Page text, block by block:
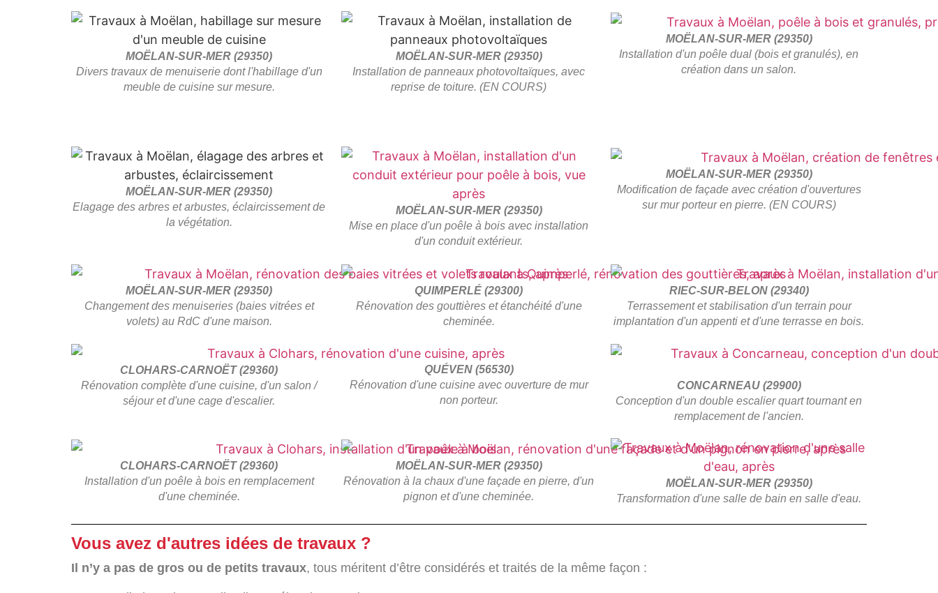
MOËLAN-SUR-MER (29350)
Divers travaux de menuiserie dont l'habillage d'un
meuble de cuisine sur mesure.
MOËLAN-SUR-MER (29350)
Installation de panneaux photovoltaïques, avec
reprise de toiture. (EN COURS)
MOËLAN-SUR-MER (29350)
Installation d'un poêle dual (bois et granulés), en
création dans un salon.
MOËLAN-SUR-MER (29350)
Elagage des arbres et arbustes, éclaircissement de
la végétation.
MOËLAN-SUR-MER (29350)
Mise en place d'un poêle à bois avec installation
d'un conduit extérieur.
MOËLAN-SUR-MER (29350)
Modification de façade avec création d'ouvertures
sur mur porteur en pierre. (EN COURS)
MOËLAN-SUR-MER (29350)
Changement des menuiseries (baies vitrées et
volets) au RdC d'une maison.
QUIMPERLÉ (29300)
Rénovation des gouttières et étanchéité d'une
cheminée.
RIEC-SUR-BELON (29340)
Terrassement et stabilisation d'un terrain pour
implantation d'un appenti et d'une terrasse en bois.
CLOHARS-CARNOËT (29360)
Rénovation complète d'une cuisine, d'un salon /
séjour et d'une cage d'escalier.
QUÉVEN (56530)
Rénovation d'une cuisine avec ouverture de mur
non porteur.
CONCARNEAU (29900)
Conception d'un double escalier quart tournant en
remplacement de l'ancien.
CLOHARS-CARNOËT (29360)
Installation d'un poêle à bois en remplacement
d'une cheminée.
MOËLAN-SUR-MER (29350)
Rénovation à la chaux d'une façade en pierre, d'un
pignon et d'une cheminée.
MOËLAN-SUR-MER (29350)
Transformation d'une salle de bain en salle d'eau.
Vous avez d'autres idées de travaux ?
Il n’y a pas de gros ou de petits travaux, tous méritent d’être considérés et traités de la même façon :